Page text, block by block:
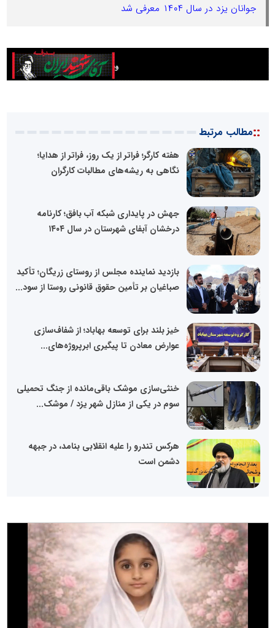
جوانان یزد در سال ۱۴۰۴ معرفی شد
::مطالب مرتبط
هفته کارگر؛ فراتر از یک روز، فراتر از هدایا؛
نگاهی به ریشه‌های مطالبات کارگران
جهش در پایداری شبکه آب بافق؛ کارنامه
درخشان آبفای شهرستان در سال ۱۴۰۴ ‌
بازدید نماینده مجلس از روستای زریگان؛ تأکید
صباغیان بر تأمین حقوق قانونی روستا از سود...
خیز بلند برای توسعه بهاباد؛ از شفاف‌سازی
عوارض معادن تا پیگیری ابرپروژه‌های...
خنثی‌سازی موشک باقی‌مانده از جنگ تحمیلی
سوم در یکی از منازل شهر یزد / موشک...
هرکس تندرو را علیه انقلابی بنامد، در جبهه
دشمن است